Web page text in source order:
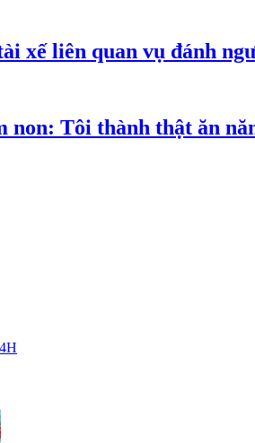
xế liên quan vụ đánh
non: Tôi thành thật ăn